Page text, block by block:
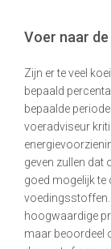
Voer naar
Zijn er te veel
bepaald
bepaalde
voeradviseur
geven zullen dat
goed mogelijk te
voedingsstoffen.
hoogwaardige
maar beoordeel